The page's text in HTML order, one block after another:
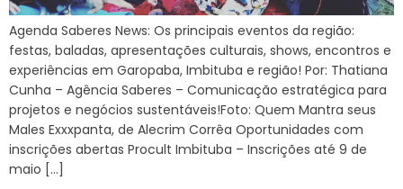
Agenda Saberes News: Os principais eventos da região:
festas, baladas, apresentações culturais, shows, encontros e
experiências em Garopaba, Imbituba e região! Por: Thatiana
Cunha – Agência Saberes – Comunicação estratégica para
projetos e negócios sustentáveis!Foto: Quem Mantra seus
Males Exxxpanta, de Alecrim Corrêa Oportunidades com
inscrições abertas Procult Imbituba – Inscrições até 9 de
maio […]